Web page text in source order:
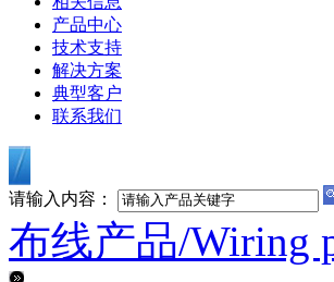
产品中心
技术支持
解决方案
典型客户
联系我们
请输入内容：
布线产品/Wiring